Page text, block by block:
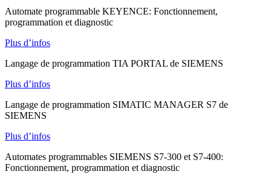
Automate programmable KEYENCE: Fonctionnement,
programmation et diagnostic
Plus d’infos
Langage de programmation TIA PORTAL de SIEMENS
Plus d’infos
Langage de programmation SIMATIC MANAGER S7 de
SIEMENS
Plus d’infos
Automates programmables SIEMENS S7-300 et S7-400:
Fonctionnement, programmation et diagnostic